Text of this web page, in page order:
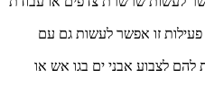
זו אפשר לעשות גם עם
לצבוע אבני ים בגו אש או